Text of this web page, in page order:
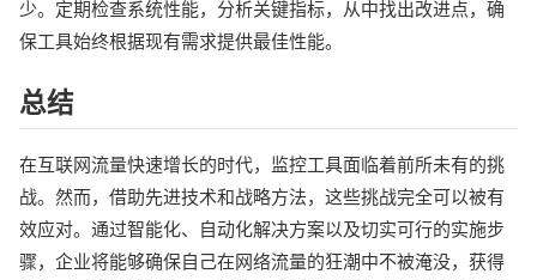
少。定期检查系统性能，分析关键指标，从中找出改进点，确
保工具始终根据现有需求提供最佳性能。
总结
在互联网流量快速增长的时代，监控工具面临着前所未有的挑
战。然而，借助先进技术和战略方法，这些挑战完全可以被有
效应对。通过智能化、自动化解决方案以及切实可行的实施步
骤，企业将能够确保自己在网络流量的狂潮中不被淹没，获得